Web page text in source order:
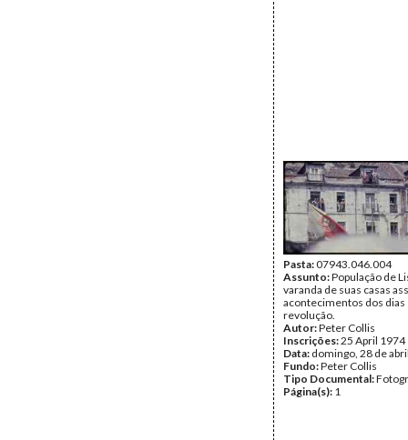
Pasta:07943.046.004
Assunto:População de
varanda de suas casas
acontecimentos dos dias
revolução.
Autor:Peter Collis
Inscrições:25 April 1974
Data: domingo, 28 de
Fundo:Peter Collis
Tipo Documental:
Página(s): 1